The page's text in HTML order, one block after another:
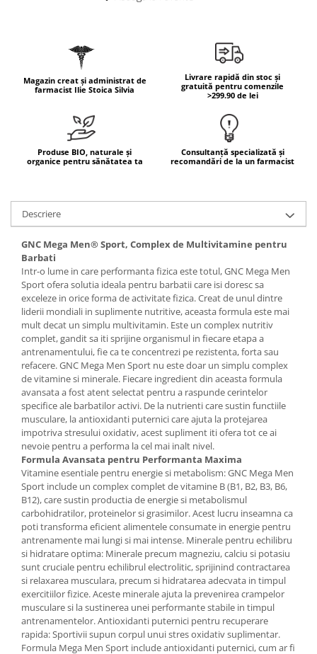
Protecție Solară
Creme SPF față
Creme SPF corp
Uleiuri bronzare
Acceleratoare bronz
Deodorante
Mâini și Unghii
Creme mâini
Tratamente unghii
Cosmetice coreene
Beauty of Joseon
PETITFEE
Mary & May
COSRX
BIODANCE
OOTD
Cettua
Haruharu Wonder
Medicube
ARIUL
Dr. Althea
DELLA BORN
Maca
Magneziu
Miere de Manuka
Multivitamine
Palmier pitic
Probiotice
Proteine din zer (Whey Protein)
Quercetin
Resveratrol
Scortisoara
Seleniu
Seminte de in
Silimarina
Spirulina
Ulei de cocos
Ulei de peste
Ulei MCT
Vitamina A
Vitamina B
Vitamina C
Vitamina D
Vitamina E
Vitamina K
Zinc
Cătină
Magazin creat și administrat de
farmacist Ilie Stoica Silvia
Livrare rapidă din stoc și
gratuită pentru comenzile
>299.90 de lei
Produse BIO, naturale și
organice pentru sănătatea ta
Consultanță specializată și
recomandări de la un farmacist
Descriere
GNC Mega Men® Sport, Complex de Multivitamine pentru
Barbati
Intr-o lume in care performanta fizica este totul, GNC Mega Men
Sport ofera solutia ideala pentru barbatii care isi doresc sa
exceleze in orice forma de activitate fizica. Creat de unul dintre
liderii mondiali in suplimente nutritive, aceasta formula este mai
mult decat un simplu multivitamin. Este un complex nutritiv
complet, gandit sa iti sprijine organismul in fiecare etapa a
antrenamentului, fie ca te concentrezi pe rezistenta, forta sau
refacere. GNC Mega Men Sport nu este doar un simplu complex
de vitamine si minerale. Fiecare ingredient din aceasta formula
avansata a fost atent selectat pentru a raspunde cerintelor
specifice ale barbatilor activi. De la nutrienti care sustin functiile
musculare, la antioxidanti puternici care ajuta la protejarea
impotriva stresului oxidativ, acest supliment iti ofera tot ce ai
nevoie pentru a performa la cel mai inalt nivel.
Formula Avansata pentru Performanta Maxima
Vitamine esentiale pentru energie si metabolism: GNC Mega Men
Sport include un complex complet de vitamine B (B1, B2, B3, B6,
B12), care sustin productia de energie si metabolismul
carbohidratilor, proteinelor si grasimilor. Acest lucru inseamna ca
poti transforma eficient alimentele consumate in energie pentru
antrenamente mai lungi si mai intense. Minerale pentru echilibru
si hidratare optima: Minerale precum magneziu, calciu si potasiu
sunt cruciale pentru echilibrul electrolitic, sprijinind contractarea
si relaxarea musculara, precum si hidratarea adecvata in timpul
exercitiilor fizice. Aceste minerale ajuta la prevenirea crampelor
musculare si la sustinerea unei performante stabile in timpul
antrenamentelor. Antioxidanti puternici pentru recuperare
rapida: Sportivii supun corpul unui stres oxidativ suplimentar.
Formula Mega Men Sport include antioxidanti puternici, cum ar fi